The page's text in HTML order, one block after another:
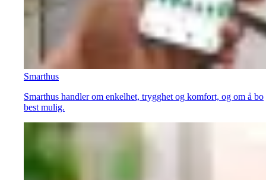
Smarthus
Smarthus handler om enkelhet, trygghet og komfort, og om å bo
best mulig.